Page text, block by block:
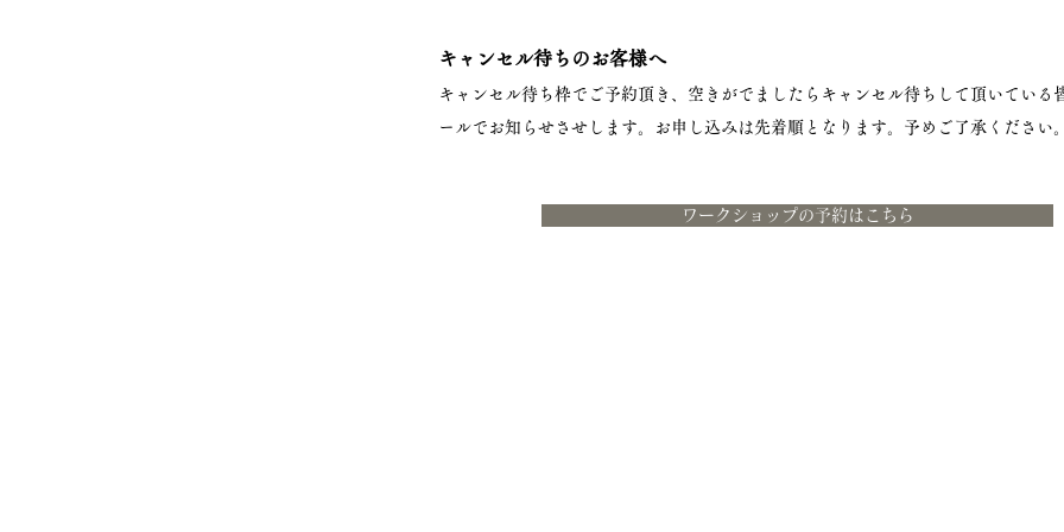
キャンセル待ちのお客様へ
キャンセル待ち枠でご予約頂き、空きがでましたらキャンセル待ちして頂いている
ールでお知らせさせします。お申し込みは先着順となります。予めご了承ください。
ワークショップの予約はこちら